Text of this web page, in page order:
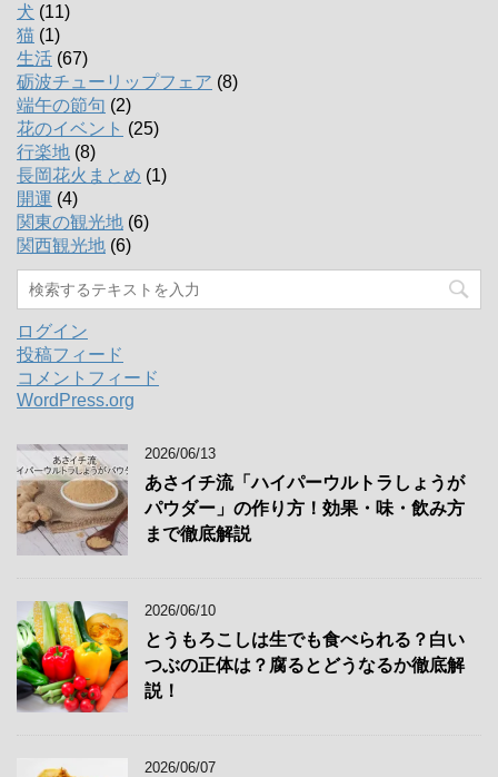
犬 (11)
猫 (1)
生活 (67)
砺波チューリップフェア (8)
端午の節句 (2)
花のイベント (25)
行楽地 (8)
長岡花火まとめ (1)
開運 (4)
関東の観光地 (6)
関西観光地 (6)
ログイン
投稿フィード
コメントフィード
WordPress.org
2026/06/13
あさイチ流「ハイパーウルトラしょうが
パウダー」の作り方！効果・味・飲み方
まで徹底解説
2026/06/10
とうもろこしは生でも食べられる？白い
つぶの正体は？腐るとどうなるか徹底解
説！
2026/06/07